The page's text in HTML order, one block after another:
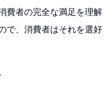
費者の完全な満足を理解
で、消費者はそれを選好